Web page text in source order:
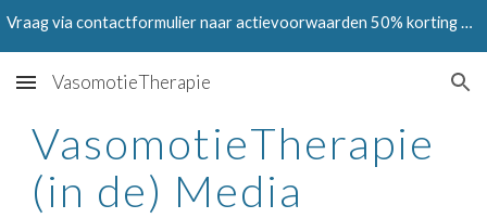
Vraag via contactformulier naar actievoorwaarden 50% korting op Testen in juni en juli 2024
VasomotieTherapie
VasomotieTherapie
(in de) Media